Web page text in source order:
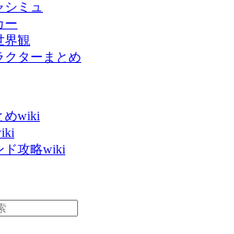
ミュ
ー
界観
クターまとめ
めwiki
ド攻略wiki